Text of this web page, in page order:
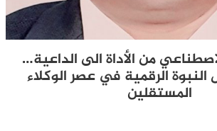
من الأداة الى الداعية…
الرقمية في عصر الوكلاء
المستقلين